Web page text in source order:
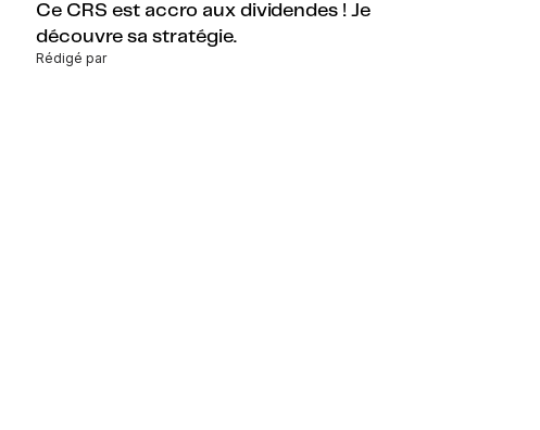
Ce CRS est accro aux dividendes ! Je
découvre sa stratégie.
Rédigé par